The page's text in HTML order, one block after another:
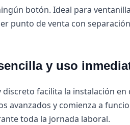
botón. Ideal para
punto de venta con
y uso
discreto facilita la instalación
avanzados y comienza a
toda la jornada laboral.